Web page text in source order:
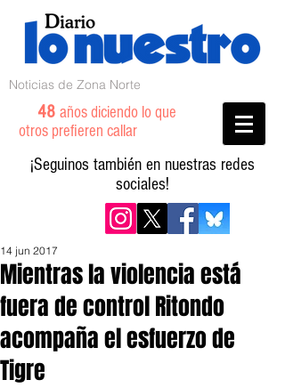
Noticias de Zona Norte
48 años diciendo lo que
otros prefieren callar
¡Seguinos también en nuestras redes
sociales!
Mientras la violencia está
fuera de control Ritondo
acompaña el esfuerzo de
Tigre
14 jun 2017